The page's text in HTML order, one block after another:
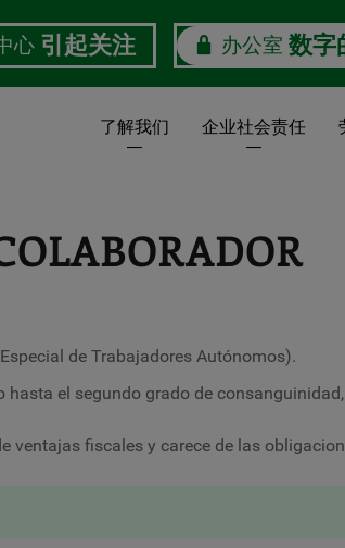
心 引起关注 办公室 数字
了解我们 企业社会责任
de Trabajadores Autónomos).
el segundo grado de
ventajas fiscales y carece de las